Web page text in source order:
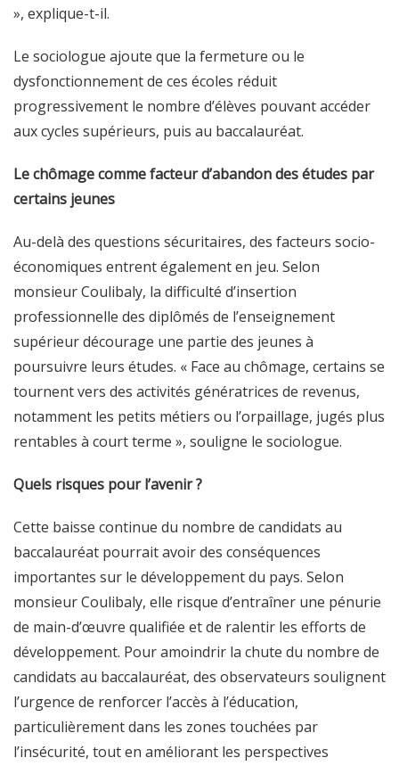
», explique-t-il.
Le sociologue ajoute que la fermeture ou le
dysfonctionnement de ces écoles réduit
progressivement le nombre d’élèves pouvant accéder
aux cycles supérieurs, puis au baccalauréat.
Le chômage comme facteur d’abandon des études par
certains jeunes
Au-delà des questions sécuritaires, des facteurs socio-
économiques entrent également en jeu. Selon
monsieur Coulibaly, la difficulté d’insertion
professionnelle des diplômés de l’enseignement
supérieur décourage une partie des jeunes à
poursuivre leurs études. « Face au chômage, certains se
tournent vers des activités génératrices de revenus,
notamment les petits métiers ou l’orpaillage, jugés plus
rentables à court terme », souligne le sociologue.
Quels risques pour l’avenir ?
Cette baisse continue du nombre de candidats au
baccalauréat pourrait avoir des conséquences
importantes sur le développement du pays. Selon
monsieur Coulibaly, elle risque d’entraîner une pénurie
de main-d’œuvre qualifiée et de ralentir les efforts de
développement. Pour amoindrir la chute du nombre de
candidats au baccalauréat, des observateurs soulignent
l’urgence de renforcer l’accès à l’éducation,
particulièrement dans les zones touchées par
l’insécurité, tout en améliorant les perspectives